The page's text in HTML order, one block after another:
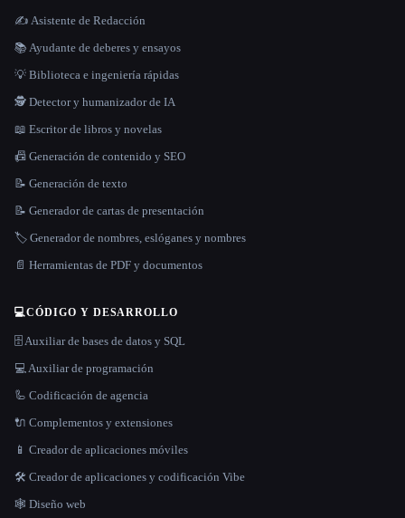
✍️ Asistente de Redacción
📚 Ayudante de deberes y ensayos
💡 Biblioteca e ingeniería rápidas
🕵️ Detector y humanizador de IA
📖 Escritor de libros y novelas
📠 Generación de contenido y SEO
📝 Generación de texto
📝 Generador de cartas de presentación
🏷️ Generador de nombres, eslóganes y nombres
📄 Herramientas de PDF y documentos
💻CÓDIGO Y DESARROLLO
🗄️ Auxiliar de bases de datos y SQL
💻 Auxiliar de programación
🦾 Codificación de agencia
🔌 Complementos y extensiones
📱 Creador de aplicaciones móviles
🛠️ Creador de aplicaciones y codificación Vibe
🕸 Diseño web